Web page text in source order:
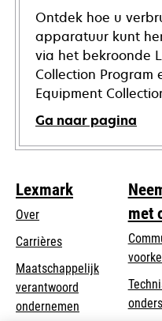
Ontdek hoe u
apparatuur kunt
via het bekroonde
Collection Program
Equipment
Ga naar pagina
Lexmark
Over
Carrières
Maatschappelijk
verantwoord
ondernemen
met